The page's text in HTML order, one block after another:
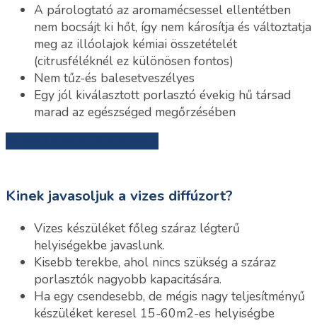
A párologtató az aromamécsessel ellentétben
nem bocsájt ki hőt, így nem károsítja és változtatja
meg az illóolajok kémiai összetételét
(citrusféléknél ez különösen fontos)
Nem tűz-és balesetveszélyes
Egy jól kiválasztott porlasztó évekig hű társad
marad az egészséged megőrzésében
Kinek javasoljuk a vizes diffúzort?
Vizes készüléket főleg száraz légterű
helyiségekbe javaslunk.
Kisebb terekbe, ahol nincs szükség a száraz
porlasztók nagyobb kapacitására.
Ha egy csendesebb, de mégis nagy teljesítményű
készüléket keresel 15-60m2-es helyiségbe